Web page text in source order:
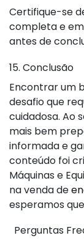
Certifique-se
completa e
antes de
15. Conclusão
Encontrar um
desafio que
cuidadosa. Ao
mais bem
informada e
conteúdo foi
Máquinas e
na venda de
esperamos
Perguntas